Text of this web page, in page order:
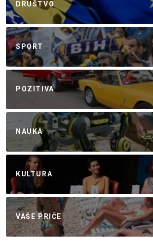
DRUŠTVO
SPORT
POZITIVA
NAUKA
KULTURA
VAŠE PRIČE